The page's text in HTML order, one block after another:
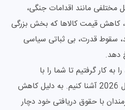
مختلفی مانند اقدامات جنگی،
کاهش قیمت کالاها که بخش بزرگی
سقوط قدرت، بی ثباتی سیاسی
دهد.
به کار گرفتیم تا شما را با
بی‌ارزش‌ترین پول دنیا در سال 2026 آشنا کنیم. به دلیل کاهش
با حقوق دریافتی خود دچار